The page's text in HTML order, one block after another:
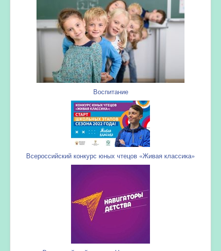
Воспитание
Всероссийский конкурс юных чтецов «Живая классика»